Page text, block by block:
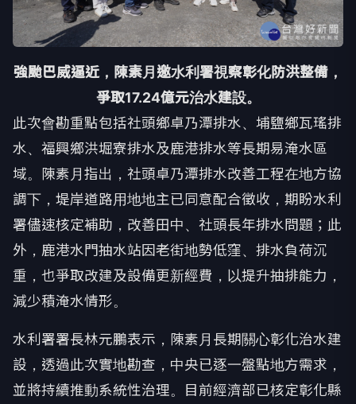
強颱巴威逼近，陳素月邀水利署視察彰化防洪整備，
爭取17.24億元治水建設。
此次會勘重點包括社頭鄉卓乃潭排水、埔鹽鄉瓦瑤排
水、福興鄉洪堀寮排水及鹿港排水等長期易淹水區
域。陳素月指出，社頭卓乃潭排水改善工程在地方協
調下，堤岸道路用地地主已同意配合徵收，期盼水利
署儘速核定補助，改善田中、社頭長年排水問題；此
外，鹿港水門抽水站因老街地勢低窪、排水負荷沉
重，也爭取改建及設備更新經費，以提升抽排能力，
減少積淹水情形。
水利署署長林元鵬表示，陳素月長期關心彰化治水建
設，透過此次實地勘查，中央已逐一盤點地方需求，
並將持續推動系統性治理。目前經濟部已核定彰化縣